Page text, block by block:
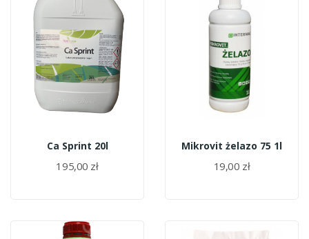
Ca Sprint 20l
195,00 zł
Mikrovit żelazo 75 1l
19,00 zł